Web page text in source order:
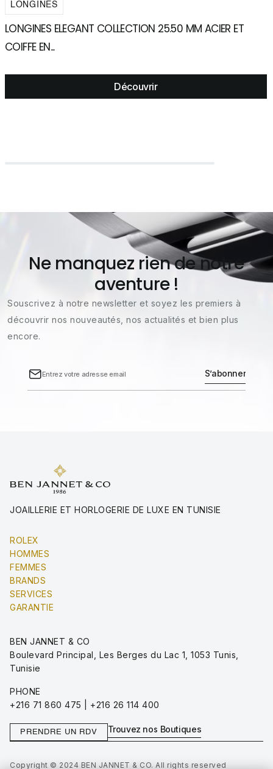
LONGINES
LONGINES ELEGANT COLLECTION 25.50 MM ACIER ET
COIFFE EN...
Découvrir
Ne manquez rien de notre
aventure !
Souscrivez à notre newsletter et soyez les premiers à
découvrir nos nouveautés, nos actualités et bien plus
encore.
JOAILLERIE ET HORLOGERIE DE LUXE EN TUNISIE
ROLEX
HOMMES
FEMMES
BRANDS
SERVICES
GARANTIE
BEN JANNET & CO
Boulevard Principal, Les Berges du Lac 1, 1053 Tunis,
Tunisie
PHONE
+216 71 860 475 | +216 26 114 400
PRENDRE UN RDV Trouvez nos Boutiques
Copyright © 2024 BEN JANNET & CO. All rights reserved